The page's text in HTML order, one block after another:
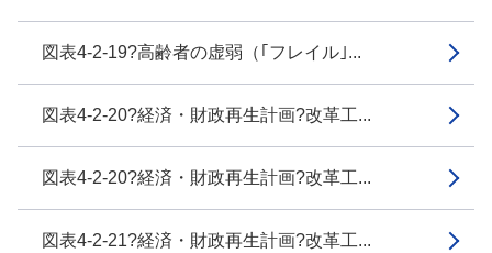
図表4-2-19?高齢者の虚弱（｢フレイル｣...
図表4-2-20?経済・財政再生計画?改革工...
図表4-2-20?経済・財政再生計画?改革工...
図表4-2-21?経済・財政再生計画?改革工...